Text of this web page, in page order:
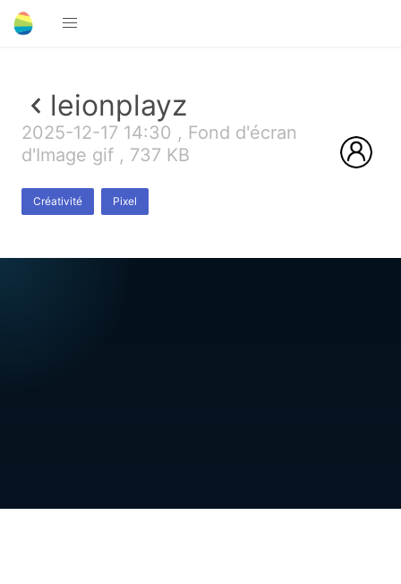
leionplayz
2025-12-17 14:30 , Fond d'écran
d'Image gif , 737 KB
Créativité Pixel